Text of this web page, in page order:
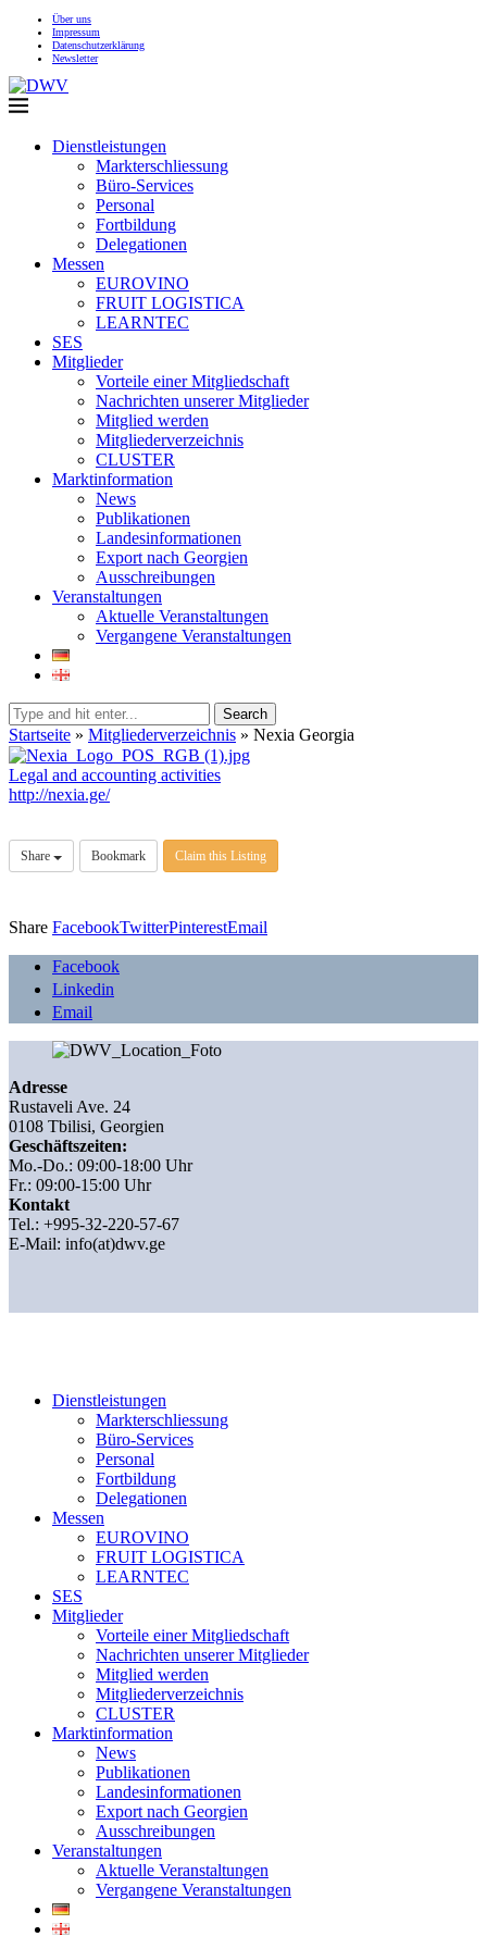
Über uns
Impressum
Datenschutzerklärung
Newsletter
Dienstleistungen
Markterschliessung
Büro-Services
Personal
Fortbildung
Delegationen
Messen
EUROVINO
FRUIT LOGISTICA
LEARNTEC
SES
Mitglieder
Vorteile einer Mitgliedschaft
Nachrichten unserer Mitglieder
Mitglied werden
Mitgliederverzeichnis
CLUSTER
Marktinformation
News
Publikationen
Landesinformationen
Export nach Georgien
Ausschreibungen
Veranstaltungen
Aktuelle Veranstaltungen
Vergangene Veranstaltungen
Search
Startseite » Mitgliederverzeichnis » Nexia Georgia
Legal and accounting activities
http://nexia.ge/
Share Bookmark Claim this Listing
Share FacebookTwitterPinterestEmail
Facebook
Linkedin
Email
Adresse
Rustaveli Ave. 24
0108 Tbilisi, Georgien
Geschäftszeiten:
Mo.-Do.: 09:00-18:00 Uhr
Fr.: 09:00-15:00 Uhr
Kontakt
Tel.: +995-32-220-57-67
E-Mail: info(at)dwv.ge
Dienstleistungen
Markterschliessung
Büro-Services
Personal
Fortbildung
Delegationen
Messen
EUROVINO
FRUIT LOGISTICA
LEARNTEC
SES
Mitglieder
Vorteile einer Mitgliedschaft
Nachrichten unserer Mitglieder
Mitglied werden
Mitgliederverzeichnis
CLUSTER
Marktinformation
News
Publikationen
Landesinformationen
Export nach Georgien
Ausschreibungen
Veranstaltungen
Aktuelle Veranstaltungen
Vergangene Veranstaltungen